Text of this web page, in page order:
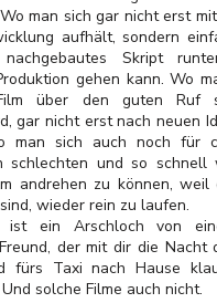
man sich gar nicht erst
aufhält, sondern
Skript
gehen kann. Wo
über den guten Ruf
gar nicht erst nach neuen
man sich auch noch für
schlechten und so schnell
andrehen zu können, weil
wieder rein zu laufen.
ist ein Arschloch von
der mit dir die Nacht
fürs Taxi nach Hause
solche Filme auch nicht.